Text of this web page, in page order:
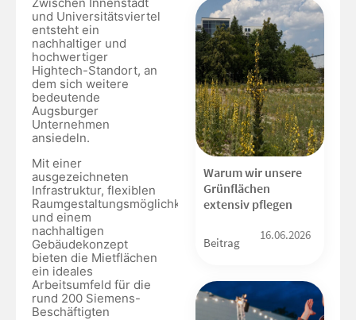
Zwischen Innenstadt
und Universitätsviertel
entsteht ein
nachhaltiger und
hochwertiger
Hightech-Standort, an
dem sich weitere
bedeutende
Augsburger
Unternehmen
ansiedeln.
Mit einer
ausgezeichneten
Infrastruktur, flexiblen
Raumgestaltungsmöglichkeiten
und einem
nachhaltigen
Gebäudekonzept
bieten die Mietflächen
ein ideales
Arbeitsumfeld für die
rund 200 Siemens-
Beschäftigten
Warum wir unsere
Grünflächen
extensiv pflegen
Beitrag
16.06.2026